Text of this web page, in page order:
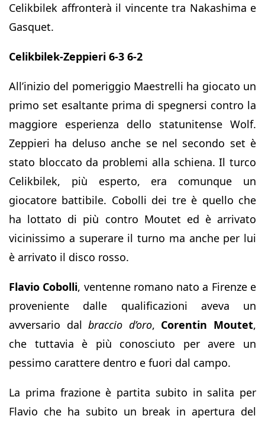
Celikbilek affronterà il vincente tra Nakashima e
Gasquet.
Celikbilek-Zeppieri 6-3 6-2
All’inizio del pomeriggio Maestrelli ha giocato un
primo set esaltante prima di spegnersi contro la
maggiore esperienza dello statunitense Wolf.
Zeppieri ha deluso anche se nel secondo set è
stato bloccato da problemi alla schiena. Il turco
Celikbilek, più esperto, era comunque un
giocatore battibile. Cobolli dei tre è quello che
ha lottato di più contro Moutet ed è arrivato
vicinissimo a superare il turno ma anche per lui
è arrivato il disco rosso.
Flavio Cobolli, ventenne romano nato a Firenze e
proveniente dalle qualificazioni aveva un
avversario dalbraccio d’oro, Corentin Moutet,
che tuttavia è più conosciuto per avere un
pessimo carattere dentro e fuori dal campo.
La prima frazione è partita subito in salita per
Flavio che ha subito un break in apertura del